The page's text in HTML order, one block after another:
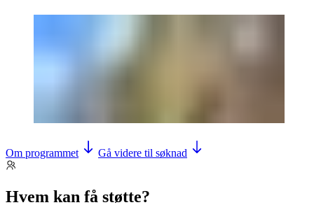
Om programmet Gå videre til søknad
Hvem kan få støtte?